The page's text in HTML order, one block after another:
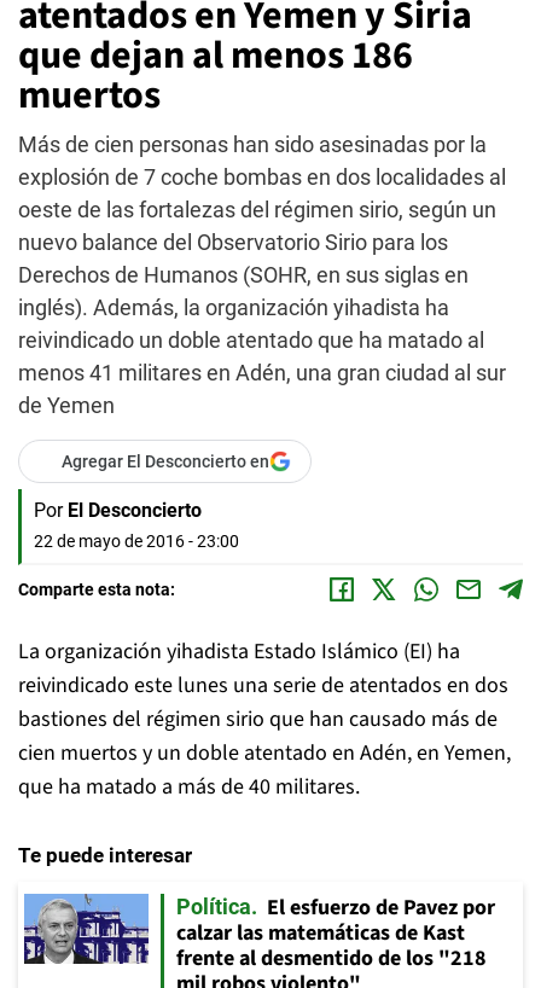
atentados en Yemen y Siria
que dejan al menos 186
muertos
Más de cien personas han sido asesinadas por la
explosión de 7 coche bombas en dos localidades al
oeste de las fortalezas del régimen sirio, según un
nuevo balance del Observatorio Sirio para los
Derechos de Humanos (SOHR, en sus siglas en
inglés). Además, la organización yihadista ha
reivindicado un doble atentado que ha matado al
menos 41 militares en Adén, una gran ciudad al sur
de Yemen
Agregar El Desconcierto en
Por El Desconcierto
22 de mayo de 2016 - 23:00
Comparte esta nota:
La organización yihadista Estado Islámico (EI) ha
reivindicado este lunes una serie de atentados en dos
bastiones del régimen sirio que han causado más de
cien muertos y un doble atentado en Adén, en Yemen,
que ha matado a más de 40 militares.
Te puede interesar
Política
El esfuerzo de Pavez por
calzar las matemáticas de Kast
frente al desmentido de los "218